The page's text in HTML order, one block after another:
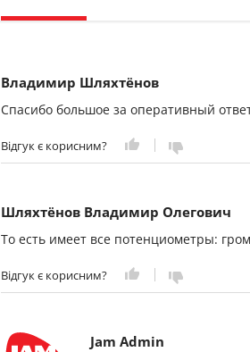
Владимир Шляхтёнов
Спасибо большое за оперативный
Відгук є корисним?
Шляхтёнов Владимир Олегович
То есть имеет все потенциометры:
Відгук є корисним?
Jam Admin